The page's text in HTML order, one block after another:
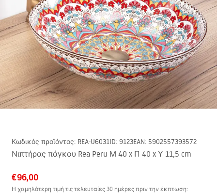
Κωδικός προϊόντος: REA-U6031ID: 9123EAN: 5902557393572
Νιπτήρας πάγκου Rea Peru Μ 40 x Π 40 x Υ 11,5 cm
€96,00
Η χαμηλότερη τιμή τις τελευταίες 30 ημέρες πριν την έκπτωση: